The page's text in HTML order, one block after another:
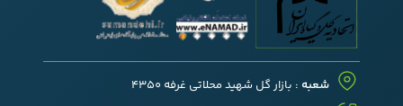
شعبه : بازار گل شهید محلاتی غرفه 4350